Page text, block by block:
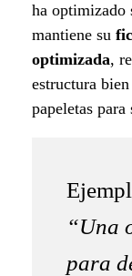
ha optimizado
mantiene su
optimizada,
estructura
papeletas para
“Una
para